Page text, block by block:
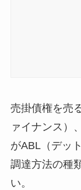
売掛債権を売
ァイナンス）
がABL（デッ
調達方法の種
い。